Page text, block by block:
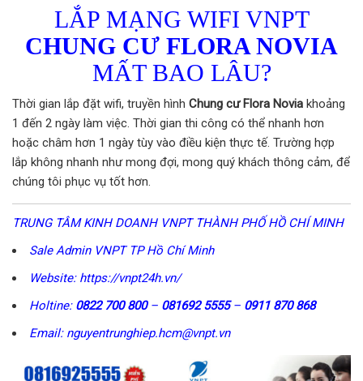
LẮP MẠNG WIFI VNPT
CHUNG CƯ FLORA NOVIA
MẤT BAO LÂU?
Thời gian lắp đặt wifi, truyền hình Chung cư Flora Novia khoảng
1 đến 2 ngày làm việc. Thời gian thi công có thể nhanh hơn
hoặc châm hơn 1 ngày tùy vào điều kiện thực tế. Trường hợp
lắp không nhanh như mong đợi, mong quý khách thông cảm, để
chúng tôi phục vụ tốt hơn.
TRUNG TÂM KINH DOANH VNPT THÀNH PHỐ HỒ CHÍ MINH
Sale Admin VNPT TP Hồ Chí Minh
Website: https://vnpt24h.vn/
Holtine: 0822 700 800– 081692 5555– 0911 870 868
Email: nguyentrunghiep.hcm@vnpt.vn